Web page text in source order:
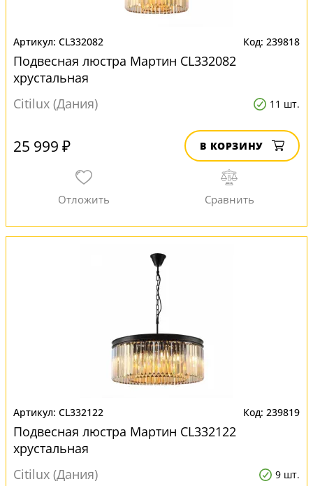
CL332082 239818
Подвесная люстра Мартин CL332082
хрустальная
Citilux (Дания)
11 шт.
25 999 ₽ В КОРЗИНУ
CL332122 239819
Подвесная люстра Мартин CL332122
хрустальная
Citilux (Дания)
9 шт.